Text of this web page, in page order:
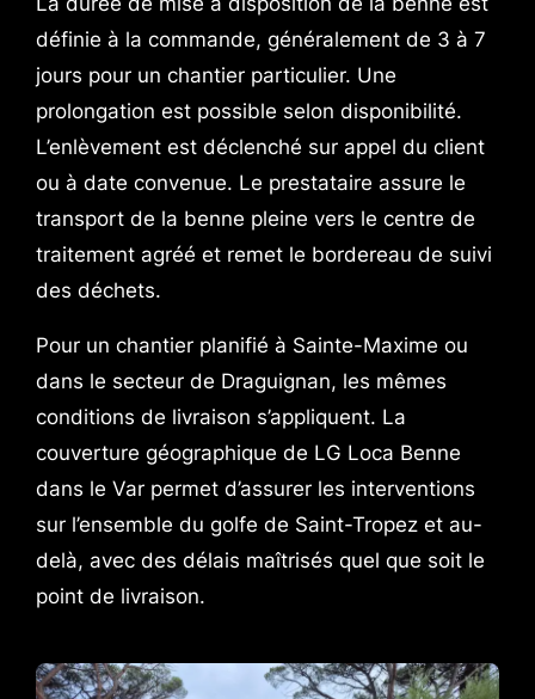
définie à la commande, généralement de 3 à 7
jours pour un chantier particulier. Une
prolongation est possible selon disponibilité.
L’enlèvement est déclenché sur appel du client
ou à date convenue. Le prestataire assure le
transport de la benne pleine vers le centre de
traitement agréé et remet le bordereau de suivi
des déchets.
Pour un chantier planifié à Sainte-Maxime ou
dans le secteur de Draguignan, les mêmes
conditions de livraison s’appliquent. La
couverture géographique de LG Loca Benne
dans le Var permet d’assurer les interventions
sur l’ensemble du golfe de Saint-Tropez et au-
delà, avec des délais maîtrisés quel que soit le
point de livraison.